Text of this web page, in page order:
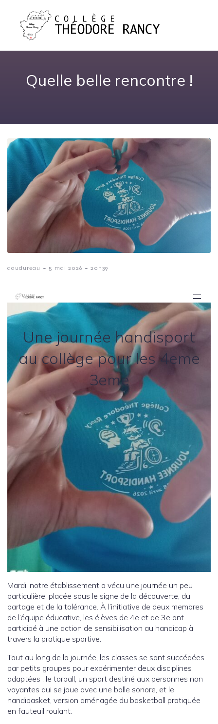
Quelle belle rencontre !
aaudureau - 5 mai 2026 - 20h39
Une journée handisport
au collège pour les 4eme
3eme
Mardi, notre établissement a vécu une journée un peu
particulière, placée sous le signe de la découverte, du
partage et de la tolérance. À l’initiative de deux membres
de l’équipe éducative, les élèves de 4e et de 3e ont
participé à une action de sensibilisation au handicap à
travers la pratique sportive.
Tout au long de la journée, les classes se sont succédées
par petits groupes pour expérimenter deux disciplines
adaptées : le torball, un sport destiné aux personnes non
voyantes qui se joue avec une balle sonore, et le
handibasket, version aménagée du basketball pratiquée
en fauteuil roulant.